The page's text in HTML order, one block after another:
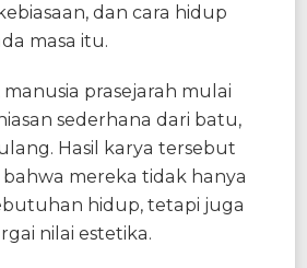
dan cara hidup
masa itu.
manusia prasejarah mulai
sederhana dari batu,
Hasil karya tersebut
mereka tidak hanya
hidup, tetapi juga
nilai estetika.